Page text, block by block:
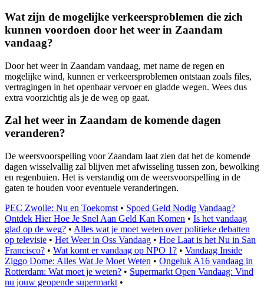
Wat zijn de mogelijke verkeersproblemen die zich
kunnen voordoen door het weer in Zaandam
vandaag?
Door het weer in Zaandam vandaag, met name de regen en
mogelijke wind, kunnen er verkeersproblemen ontstaan zoals files,
vertragingen in het openbaar vervoer en gladde wegen. Wees dus
extra voorzichtig als je de weg op gaat.
Zal het weer in Zaandam de komende dagen
veranderen?
De weersvoorspelling voor Zaandam laat zien dat het de komende
dagen wisselvallig zal blijven met afwisseling tussen zon, bewolking
en regenbuien. Het is verstandig om de weersvoorspelling in de
gaten te houden voor eventuele veranderingen.
PEC Zwolle: Nu en Toekomst • Spoed Geld Nodig Vandaag?
Ontdek Hier Hoe Je Snel Aan Geld Kan Komen • Is het vandaag
glad op de weg? • Alles wat je moet weten over politieke debatten
op televisie • Het Weer in Oss Vandaag • Hoe Laat is het Nu in San
Francisco? • Wat komt er vandaag op NPO 1? • Vandaag Inside
Ziggo Dome: Alles Wat Je Moet Weten • Ongeluk A16 vandaag in
Rotterdam: Wat moet je weten? • Supermarkt Open Vandaag: Vind
nu jouw geopende supermarkt •